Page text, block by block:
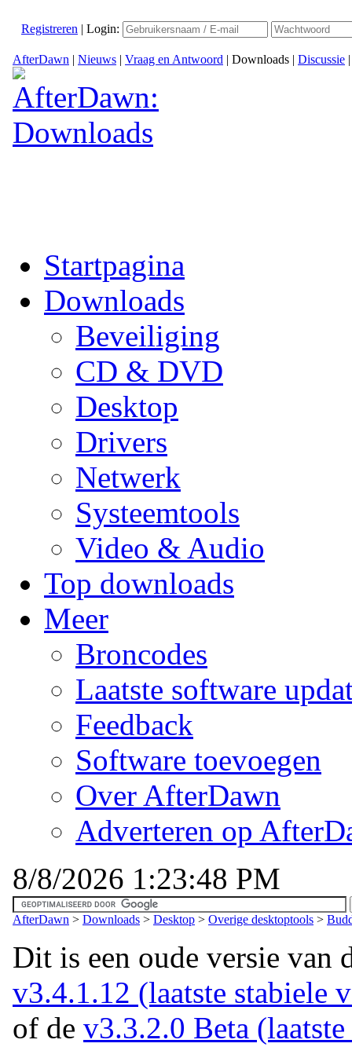
Registreren | Login:
AfterDawn | Nieuws | Vraag en Antwoord | Downloads | Discussie
Startpagina
Downloads
Beveiliging
CD & DVD
Desktop
Drivers
Netwerk
Systeemtools
Video & Audio
Top downloads
Meer
Broncodes
Laatste software
Feedback
Software toevoegen
Over AfterDawn
Adverteren op
8/8/2026 1:23:48 PM
AfterDawn > Downloads > Desktop > Overige desktoptools >
Dit is een oude versie van
v3.4.1.12 (laatste stabiele
of de v3.3.2.0 Beta